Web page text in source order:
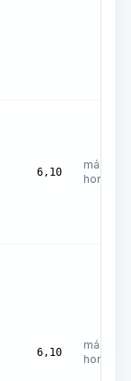
6,10
hora
6,10
hora